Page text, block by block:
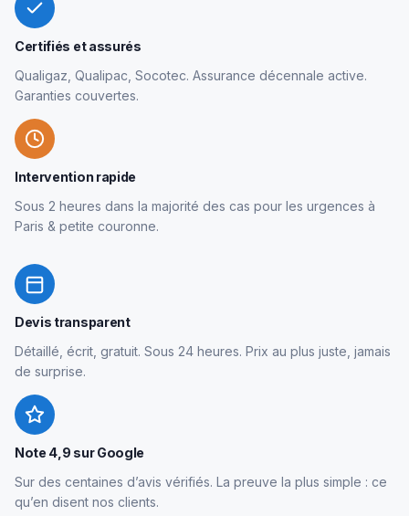
Certifiés et assurés
Qualigaz, Qualipac, Socotec. Assurance décennale active.
Garanties couvertes.
Intervention rapide
Sous 2 heures dans la majorité des cas pour les urgences à
Paris & petite couronne.
Devis transparent
Détaillé, écrit, gratuit. Sous 24 heures. Prix au plus juste, jamais
de surprise.
Note 4,9 sur Google
Sur des centaines d’avis vérifiés. La preuve la plus simple : ce
qu’en disent nos clients.